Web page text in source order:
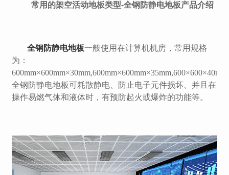
常用的架空活动地板类型-全钢防静电地板产品介绍
全钢防静电地板一般使用在计算机机房，常用规格
为：
全钢防静电地板可耗散静电、防止电子元件损坏、并且在
操作易燃气体和液体时，有预防起火或爆炸的功能等。